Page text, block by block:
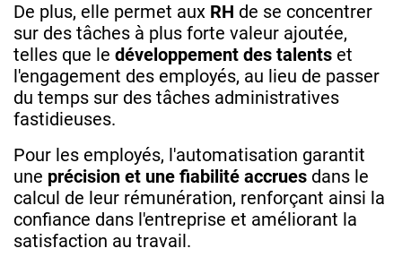
De plus, elle permet aux RH de se concentrer
sur des tâches à plus forte valeur ajoutée,
telles que le développement des talents et
l'engagement des employés, au lieu de passer
du temps sur des tâches administratives
fastidieuses.
Pour les employés, l'automatisation garantit
une précision et une fiabilité accrues dans le
calcul de leur rémunération, renforçant ainsi la
confiance dans l'entreprise et améliorant la
satisfaction au travail.